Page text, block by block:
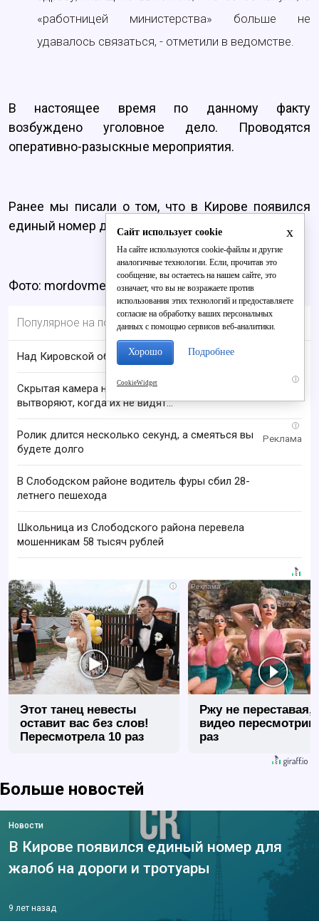
«работницей министерства» больше не
удавалось связаться, - отметили в ведомстве.
В настоящее время по данному факту
возбуждено уголовное дело. Проводятся
оперативно-разыскные мероприятия.
Ранее мы писали о том, что в Кирове появился
единый номер для жалоб на дороги и тротуары
Фото: mordovmedia.ru
Популярное на портале
Над Кировской областью сбили БПЛА
i
Скрытая камера на пляже Крыма: Что люди
вытворяют, когда их не видят...
i
Ролик длится несколько секунд, а смеяться вы
будете долго
В Слободском районе водитель фуры сбил 28-
летнего пешехода
Школьница из Слободского района перевела
мошенникам 58 тысяч рублей
i
Этот танец невесты
оставит вас без слов!
Пересмотрела 10 раз
Ржу не переставая,
видео
раз
Больше новостей
Новости
В Кирове появился единый номер для
жалоб на дороги и тротуары
9 лет назад
x
Сайт использует cookie
На сайте используются cookie-файлы и другие
аналогичные технологии. Если, прочитав это
сообщение, вы остаетесь на нашем сайте, это
означает, что вы не возражаете против
использования этих технологий и предоставляете
согласие на обработку ваших персональных
данных с помощью сервисов веб-аналитики.
Хорошо Подробнее
CookieWidget